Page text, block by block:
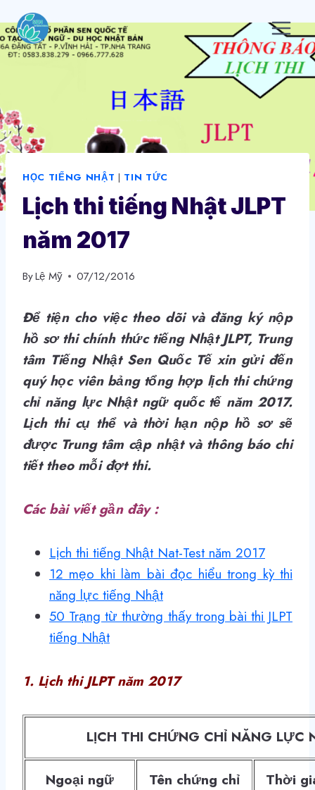
to
content
HỌC TIẾNG NHẬT | TIN TỨC
Lịch thi tiếng Nhật JLPT
năm 2017
ByLệ Mỹ 07/12/2016
Để tiện cho việc theo dõi và đăng ký nộp
hồ sơ thi chính thức tiếng Nhật JLPT, Trung
tâm Tiếng Nhật Sen Quốc Tế xin gửi đến
quý học viên bảng tổng hợp lịch thi chứng
chỉ năng lực Nhật ngữ quốc tế năm 2017.
Lịch thi cụ thể và thời hạn nộp hồ sơ sẽ
được Trung tâm cập nhật và thông báo chi
tiết theo mỗi đợt thi.
Các bài viết gần đây :
Lịch thi tiếng Nhật Nat-Test năm 2017
12 mẹo khi làm bài đọc hiểu trong kỳ thi
năng lực tiếng Nhật
50 Trạng từ thường thấy trong bài thi JLPT
tiếng Nhật
1. Lịch thi JLPT năm 2017
LỊCH THI CHỨNG CHỈ NĂNG LỰC
Ngoại ngữ Tên chứng chỉ Thời